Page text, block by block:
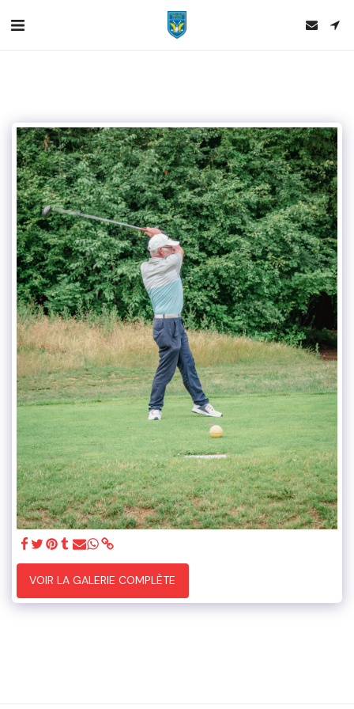
VOIR LA GALERIE COMPLÈTE